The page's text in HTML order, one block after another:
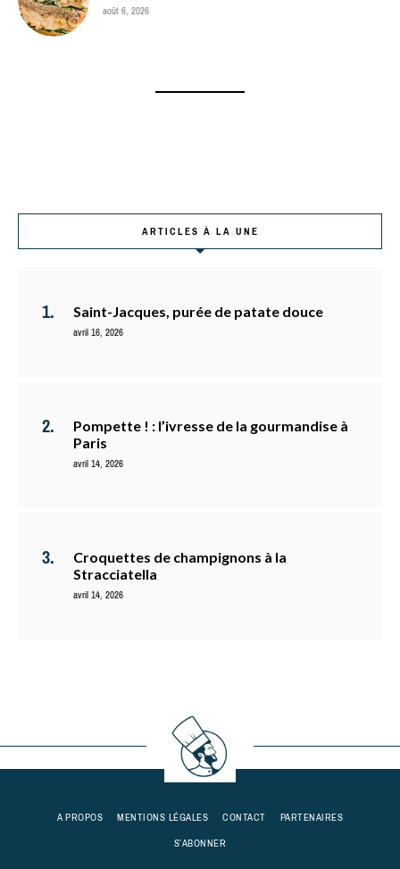
août 6, 2026
ARTICLES À LA UNE
Saint-Jacques, purée de patate douce
avril 16, 2026
Pompette ! : l’ivresse de la gourmandise à
Paris
avril 14, 2026
Croquettes de champignons à la
Stracciatella
avril 14, 2026
A PROPOS MENTIONS LÉGALES CONTACT
PARTENAIRES
S’ABONNER